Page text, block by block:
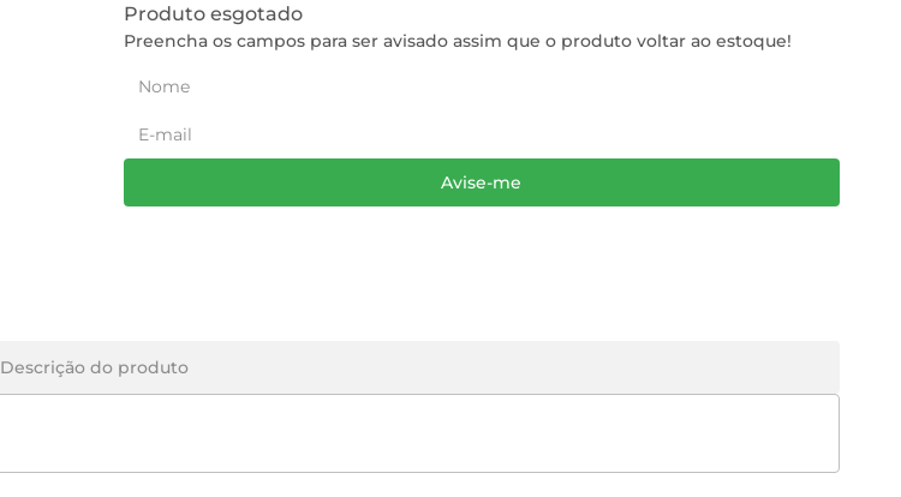
Produto esgotado
Preencha os campos para ser avisado assim que o produto voltar ao estoque!
Avise-me
Descrição do produto